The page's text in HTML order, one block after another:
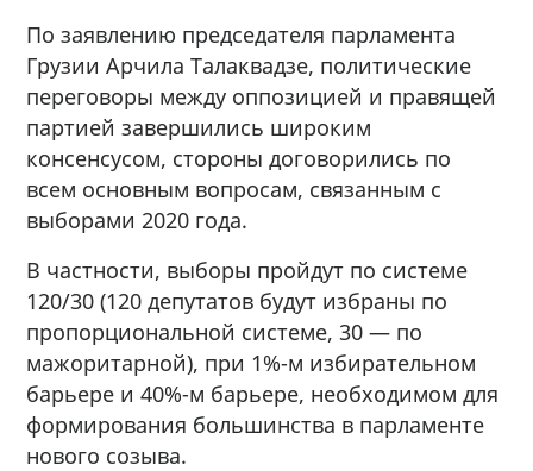
По заявлению председателя парламента
Грузии Арчила Талаквадзе, политические
переговоры между оппозицией и правящей
партией завершились широким
консенсусом, стороны договорились по
всем основным вопросам, связанным с
выборами 2020 года.
В частности, выборы пройдут по системе
120/30 (120 депутатов будут избраны по
пропорциональной системе, 30 — по
мажоритарной), при 1%-м избирательном
барьере и 40%-м барьере, необходимом для
формирования большинства в парламенте
нового созыва.